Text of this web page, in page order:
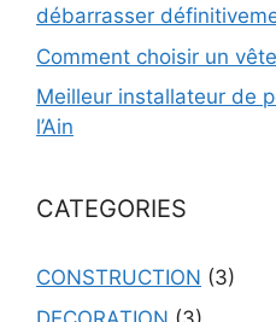
débarrasser
Comment choisir un
Meilleur installateur de
l’Ain
CATEGORIES
CONSTRUCTION (3)